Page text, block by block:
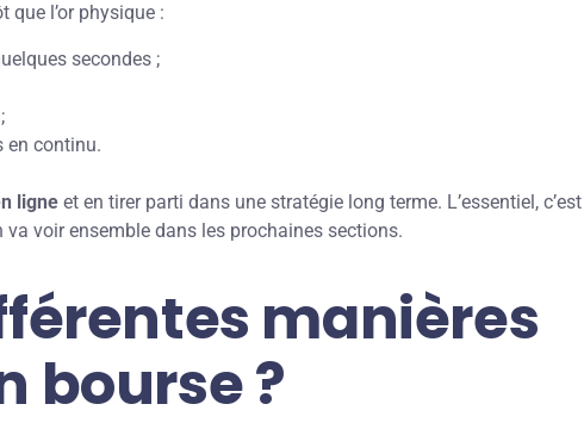
que l’or physique :
secondes ;
en continu.
ligne et en tirer parti dans une stratégie long terme. L’essentiel,
va voir ensemble dans les prochaines sections.
manières
bourse ?